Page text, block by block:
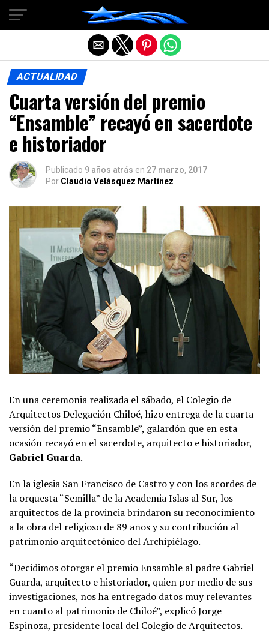
ACTUALIDAD
Cuarta versión del premio
“Ensamble” recayó en sacerdote
e historiador
Publicado 9 años atrás en 27 marzo, 2017
Por Claudio Velásquez Martínez
En una ceremonia realizada el sábado, el Colegio de
Arquitectos Delegación Chiloé, hizo entrega de la cuarta
versión del premio “Ensamble”, galardón que en esta
ocasión recayó en el sacerdote, arquitecto e historiador,
Gabriel Guarda.
En la iglesia San Francisco de Castro y con los acordes de
la orquesta “Semilla” de la Academia Islas al Sur, los
arquitectos de la provincia brindaron su reconocimiento
a la obra del religioso de 89 años y su contribución al
patrimonio arquitectónico del Archipiélago.
“Decidimos otorgar el premio Ensamble al padre Gabriel
Guarda, arquitecto e historiador, quien por medio de sus
investigaciones, nos ha entregado datos muy relevantes
en cuanto al patrimonio de Chiloé”, explicó Jorge
Espinoza, presidente local del Colegio de Arquitectos.
Salir de la versión móvil